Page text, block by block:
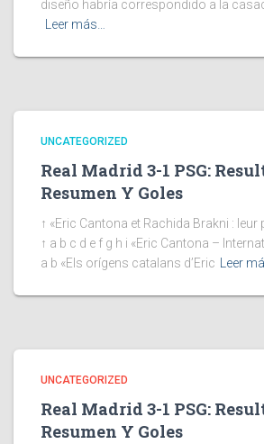
diseño habría correspondido a la
Leer más…
UNCATEGORIZED
Real Madrid 3-1 PSG:
Resumen Y Goles
↑ «Eric Cantona et Rachida Brakni : leur
↑ a b c d e f g h i «Eric Cantona –
a b «Els orígens catalans d’Eric
Leer
UNCATEGORIZED
Real Madrid 3-1 PSG:
Resumen Y Goles